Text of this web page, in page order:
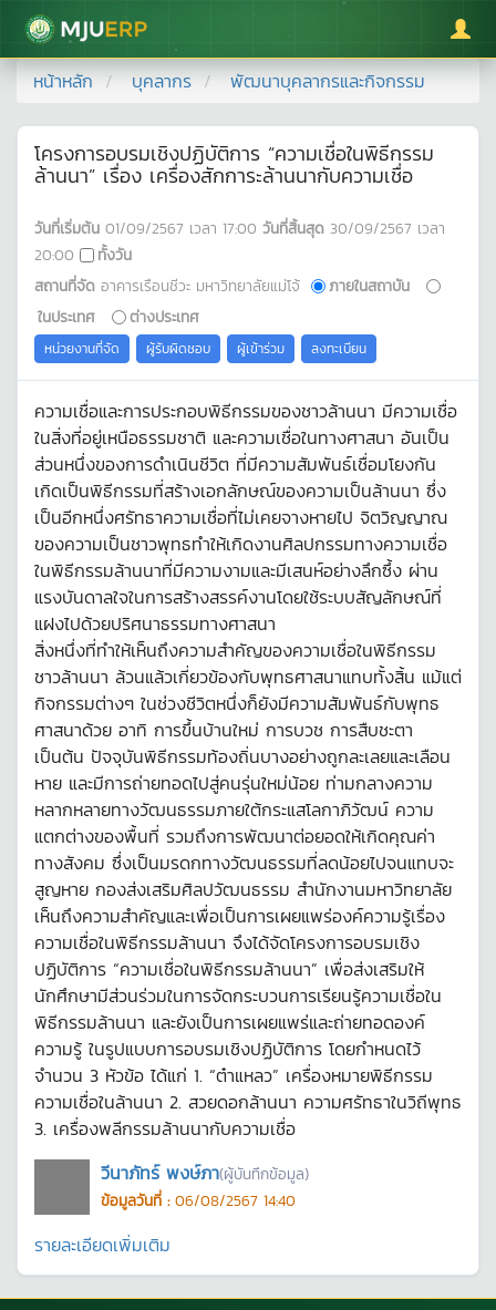
มหาวิทยาลัยแม่โจ้
หน้าหลัก บุคลากร พัฒนาบุคลากรและกิจกรรม
โครงการอบรมเชิงปฏิบัติการ “ความเชื่อในพิธีกรรม
ล้านนา” เรื่อง เครื่องสักการะล้านนากับความเชื่อ
วันที่เริ่มต้น 01/09/2567 เวลา 17:00 วันที่สิ้นสุด 30/09/2567 เวลา
20:00
ทั้งวัน
สถานที่จัด อาคารเรือนชีวะ มหาวิทยาลัยแม่โจ้
ภายในสถาบัน
ในประเทศ
ต่างประเทศ
หน่วยงานที่จัด ผู้รับผิดชอบ ผู้เข้าร่วม ลงทะเบียน
ความเชื่อและการประกอบพิธีกรรมของชาวล้านนา มีความเชื่อ
ในสิ่งที่อยู่เหนือธรรมชาติ และความเชื่อในทางศาสนา อันเป็น
ส่วนหนึ่งของการดำเนินชีวิต ที่มีความสัมพันธ์เชื่อมโยงกัน
เกิดเป็นพิธีกรรมที่สร้างเอกลักษณ์ของความเป็นล้านนา ซึ่ง
เป็นอีกหนึ่งศรัทธาความเชื่อที่ไม่เคยจางหายไป จิตวิญญาณ
ของความเป็นชาวพุทธทำให้เกิดงานศิลปกรรมทางความเชื่อ
ในพิธีกรรมล้านนาที่มีความงามและมีเสนห์อย่างลึกซึ้ง ผ่าน
แรงบันดาลใจในการสร้างสรรค์งานโดยใช้ระบบสัญลักษณ์ที่
แฝงไปด้วยปริศนาธรรมทางศาสนา
สิ่งหนึ่งที่ทำให้เห็นถึงความสำคัญของความเชื่อในพิธีกรรม
ชาวล้านนา ล้วนแล้วเกี่ยวข้องกับพุทธศาสนาแทบทั้งสิ้น แม้แต่
กิจกรรมต่างๆ ในช่วงชีวิตหนึ่งก็ยังมีความสัมพันธ์กับพุทธ
ศาสนาด้วย อาทิ การขึ้นบ้านใหม่ การบวช การสืบชะตา
เป็นต้น ปัจจุบันพิธีกรรมท้องถิ่นบางอย่างถูกละเลยและเลือน
หาย และมีการถ่ายทอดไปสู่คนรุ่นใหม่น้อย ท่ามกลางความ
หลากหลายทางวัฒนธรรมภายใต้กระแสโลกาภิวัฒน์ ความ
แตกต่างของพื้นที่ รวมถึงการพัฒนาต่อยอดให้เกิดคุณค่า
ทางสังคม ซึ่งเป็นมรดกทางวัฒนธรรมที่ลดน้อยไปจนแทบจะ
สูญหาย กองส่งเสริมศิลปวัฒนธรรม สำนักงานมหาวิทยาลัย
เห็นถึงความสำคัญและเพื่อเป็นการเผยแพร่องค์ความรู้เรื่อง
ความเชื่อในพิธีกรรมล้านนา จึงได้จัดโครงการอบรมเชิง
ปฏิบัติการ “ความเชื่อในพิธีกรรมล้านนา” เพื่อส่งเสริมให้
นักศึกษามีส่วนร่วมในการจัดกระบวนการเรียนรู้ความเชื่อใน
พิธีกรรมล้านนา และยังเป็นการเผยแพร่และถ่ายทอดองค์
ความรู้ ในรูปแบบการอบรมเชิงปฏิบัติการ โดยกำหนดไว้
จำนวน 3 หัวข้อ ได้แก่ 1. “ต๋าแหลว” เครื่องหมายพิธีกรรม
ความเชื่อในล้านนา 2. สวยดอกล้านนา ความศรัทธาในวิถีพุทธ
3. เครื่องพลีกรรมล้านนากับความเชื่อ
วีนาภัทร์ พงษ์ภา(ผู้บันทึกข้อมูล)
ข้อมูลวันที่ : 06/08/2567 14:40
รายละเอียดเพิ่มเติม